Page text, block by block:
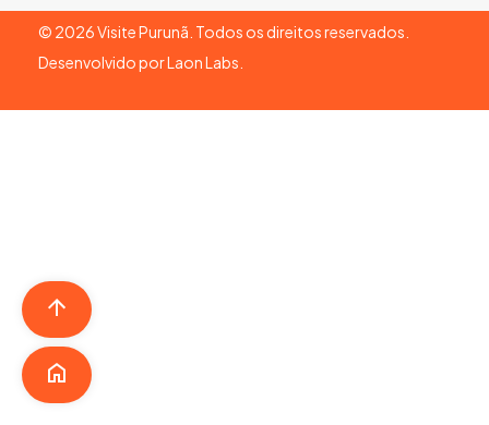
© 2026Visite Purunã. Todos os direitos reservados.
Desenvolvido porLaon Labs